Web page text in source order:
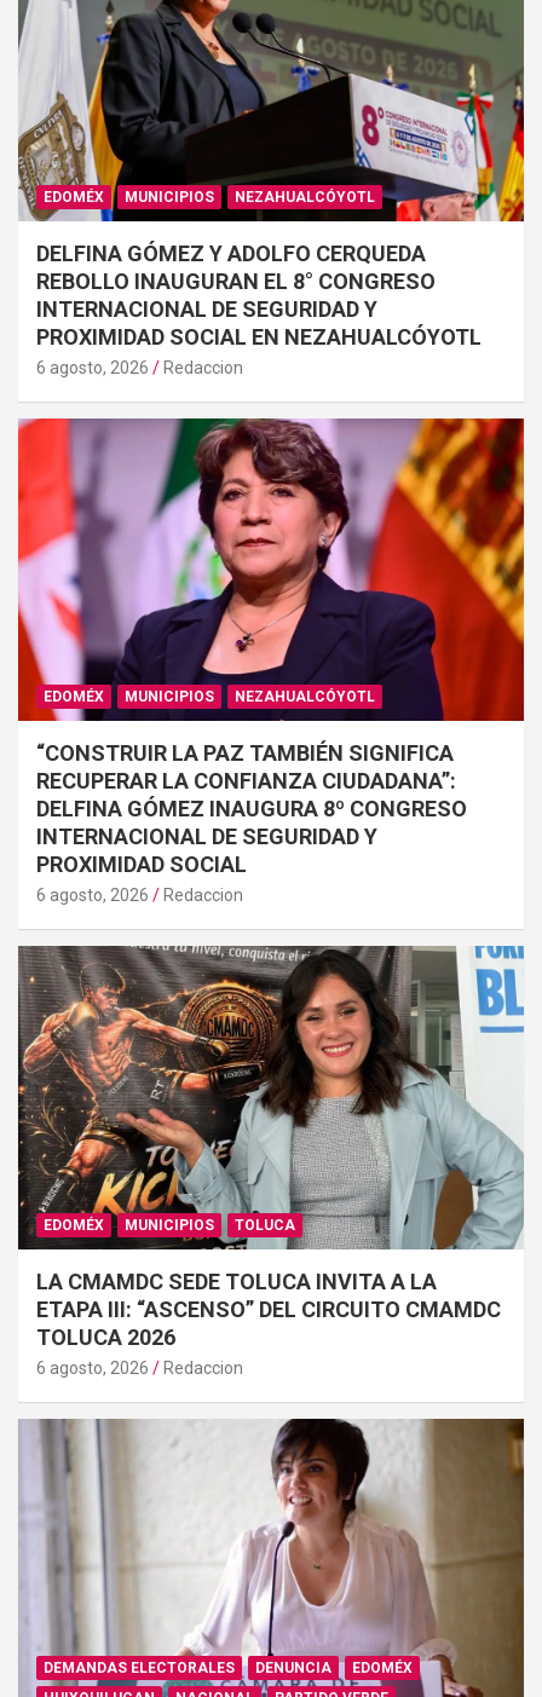
EDOMÉX MUNICIPIOS NEZAHUALCÓYOTL
DELFINA GÓMEZ Y ADOLFO CERQUEDA
REBOLLO INAUGURAN EL 8° CONGRESO
INTERNACIONAL DE SEGURIDAD Y
PROXIMIDAD SOCIAL EN NEZAHUALCÓYOTL
6 agosto, 2026 Redaccion
EDOMÉX MUNICIPIOS NEZAHUALCÓYOTL
“CONSTRUIR LA PAZ TAMBIÉN SIGNIFICA
RECUPERAR LA CONFIANZA CIUDADANA”:
DELFINA GÓMEZ INAUGURA 8º CONGRESO
INTERNACIONAL DE SEGURIDAD Y
PROXIMIDAD SOCIAL
6 agosto, 2026 Redaccion
EDOMÉX MUNICIPIOS TOLUCA
LA CMAMDC SEDE TOLUCA INVITA A LA
ETAPA III: “ASCENSO” DEL CIRCUITO CMAMDC
TOLUCA 2026
6 agosto, 2026 Redaccion
DEMANDAS ELECTORALES DENUNCIA
EDOMÉX